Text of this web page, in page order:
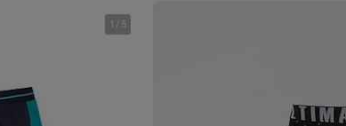
1 / 5